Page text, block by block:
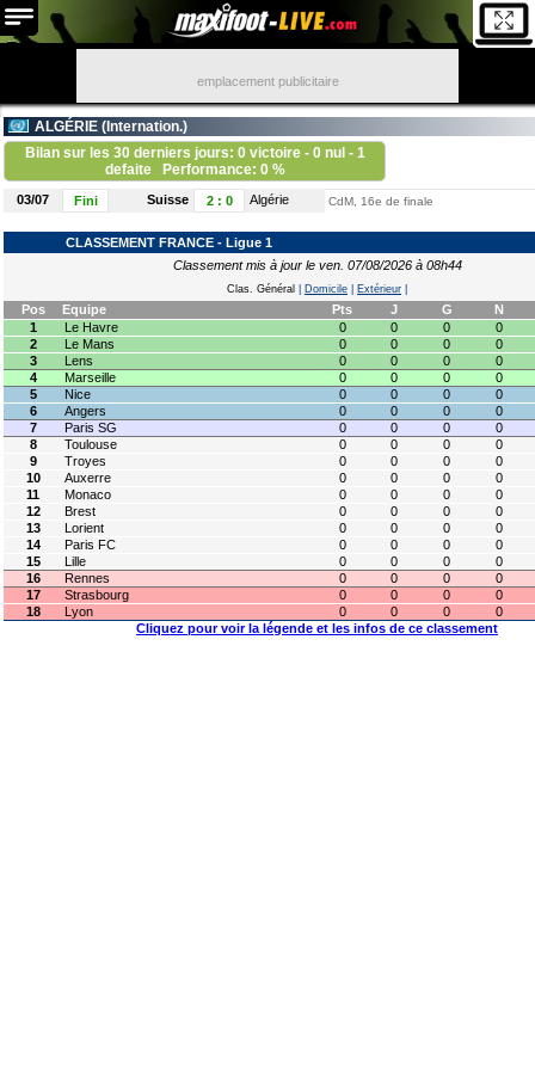
emplacement publicitaire
ALGÉRIE ( Internation.)
Bilan sur les 30 derniers jours: 0 victoire - 0 nul - 1
defaite
Performance: 0 %
03/07 Fini Suisse 2: 0 Algérie CdM, 16e de finale
CLASSEMENT FRANCE - Ligue 1
Classement mis à jour le ven. 07/08/2026 à 08h44
Clas. Général Domicile Extérieur
Pos Equipe Pts J G
N
1
Le Havre 0 0 0
0
2
Le Mans 0 0 0
0
3
Lens 0 0 0
0
4
Marseille 0 0 0
0
5
Nice 0 0 0
0
6
Angers 0 0 0
0
7
Paris SG 0 0 0
0
8
Toulouse 0 0 0
0
9
Troyes 0 0 0
0
10
Auxerre 0 0 0
0
11
Monaco 0 0 0
0
12
Brest 0 0 0
0
13
Lorient 0 0 0
0
14
Paris FC 0 0 0
0
15
Lille 0 0 0
0
16
Rennes 0 0 0
0
17
Strasbourg 0 0 0
0
18
Lyon 0 0 0
0
Cliquez pour voir la légende et les infos de ce classement